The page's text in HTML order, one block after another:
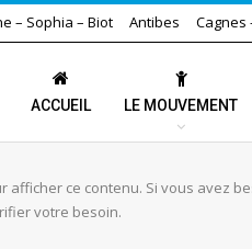
– Sophia – Biot Antibes Cagnes
ACCUEIL LE MOUVEMENT
afficher ce contenu. Si vous avez
votre besoin.